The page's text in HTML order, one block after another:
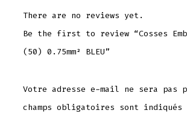
There are no reviews yet.
Be the first to review “Cosses
(50) 0.75mm² BLEU”
Votre adresse e-mail ne sera pas
champs obligatoires sont indiqués